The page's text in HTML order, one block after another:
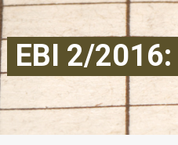
EBI 2/